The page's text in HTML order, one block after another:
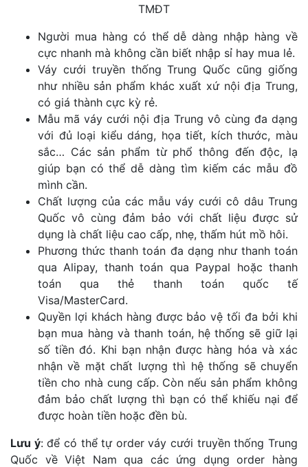
TMĐT
Người mua hàng có thể dễ dàng nhập hàng về
cực nhanh mà không cần biết nhập sỉ hay mua lẻ.
Váy cưới truyền thống Trung Quốc cũng giống
như nhiều sản phẩm khác xuất xứ nội địa Trung,
có giá thành cực kỳ rẻ.
Mẫu mã váy cưới nội địa Trung vô cùng đa dạng
với đủ loại kiểu dáng, họa tiết, kích thước, màu
sắc… Các sản phẩm từ phổ thông đến độc, lạ
giúp bạn có thể dễ dàng tìm kiếm các mẫu đồ
mình cần.
Chất lượng của các mẫu váy cưới cô dâu Trung
Quốc vô cùng đảm bảo với chất liệu được sử
dụng là chất liệu cao cấp, nhẹ, thấm hút mồ hôi.
Phương thức thanh toán đa dạng như thanh toán
qua Alipay, thanh toán qua Paypal hoặc thanh
toán qua thẻ thanh toán quốc tế
Visa/MasterCard.
Quyền lợi khách hàng được bảo vệ tối đa bởi khi
bạn mua hàng và thanh toán, hệ thống sẽ giữ lại
số tiền đó. Khi bạn nhận được hàng hóa và xác
nhận về mặt chất lượng thì hệ thống sẽ chuyển
tiền cho nhà cung cấp. Còn nếu sản phẩm không
đảm bảo chất lượng thì bạn có thể khiếu nại để
được hoàn tiền hoặc đền bù.
Lưu ý: để có thể tự order váy cưới truyền thống Trung
Quốc về Việt Nam qua các ứng dụng order hàng